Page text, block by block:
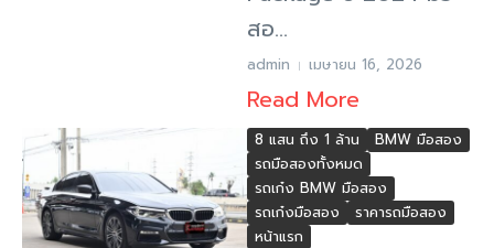
สอ...
admin เมษายน 16, 2026
Read More
8 แสน ถึง 1 ล้าน
BMW มือสอง
รถมือสองทั้งหมด
รถเก๋ง BMW มือสอง
รถเก๋งมือสอง
ราคารถมือสอง
หน้าแรก